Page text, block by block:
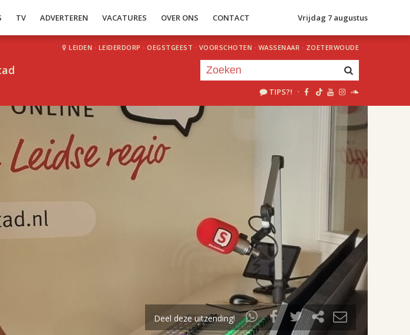
TV ADVERTEREN VACATURES OVER ONS CONTACT Vrijdag 7 augustus
LEIDEN · LEIDERDORP · OEGSTGEEST · VOORSCHOTEN · WASSENAAR · ZOETERWOUDE
TIPS?! ·
uur 1 van 2
Volgend uur
Deel deze uitzending!